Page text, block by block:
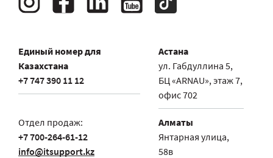
Единый номер для
Казахстана
+7 747 390 11 12
Отдел продаж:
+7 700-264-61-12
info@itsupport.kz
Астана
ул. Габдуллина 5,
БЦ «ARNAU», этаж 7,
офис 702
Алматы
Янтарная улица,
58в